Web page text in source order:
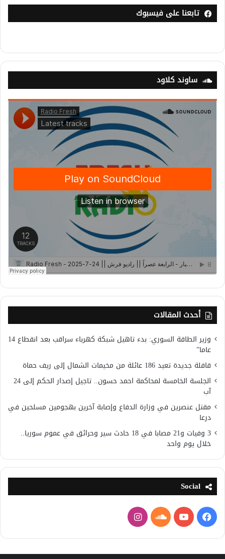
تابعنا على فيسبوك
ساوند كلاود
أحدث المقالات
وزير الطاقة السوري: بدء تاهيل شبكة كهرباء سراقب بعد انقطاع 14
عاما”
قافلة جديدة تعيد 186 عائلة من مخيمات الشمال إلى ريف حماة
الجلسة الخامسة لمحاكمة احمد حسون.. تاجيل إصدار الحكم إلى 24
آب
مقتل عنصرين في وزارة الدفاع وإصابة آخرين بهجومين مسلحين في
درعا
3 وفيات و21 مصابا في 18 حادث سير وحرائق في عموم سوريا..
خلال يوم واحد
Social
فيسبوكيوتيوبساوند
كلاود
انستقرام